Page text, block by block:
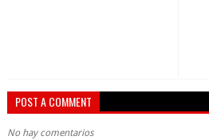
POST A COMMENT
No hay comentarios